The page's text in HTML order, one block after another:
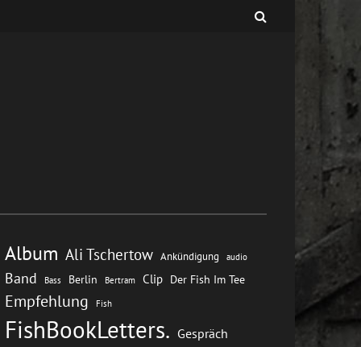
Album Ali Tschertow Ankündigung audio
Band Bass Berlin Bertram Clip Der Fish Im Tee
Empfehlung Fish
FishBookLetters. Gespräch